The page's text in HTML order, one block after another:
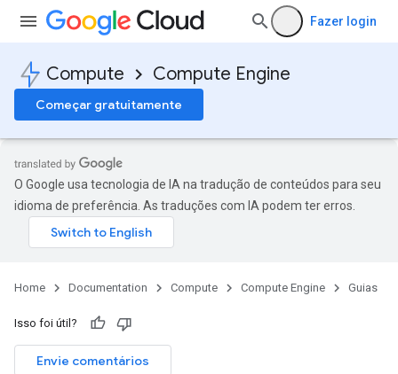
Fazer login
Compute Compute Engine
Começar gratuitamente
O Google usa tecnologia de IA na tradução de conteúdos para seu
idioma de preferência. As traduções com IA podem ter erros.
Home Documentation Compute Compute Engine Guias
Isso foi útil?
Envie comentários